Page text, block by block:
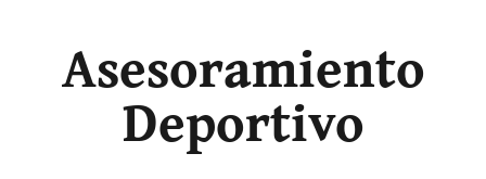
Asesoramiento
Deportivo